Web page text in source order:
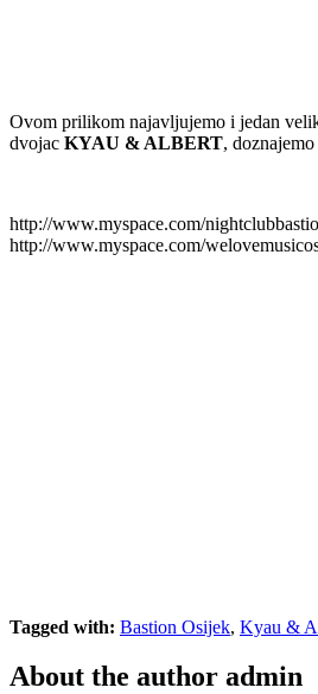
Ovom prilikom najavljujemo i jedan
dvojac KYAU & ALBERT,
http://www.myspace.com/
http://www.myspace.com/
Tagged with: Bastion Osijek, Kyau &
About the author admin